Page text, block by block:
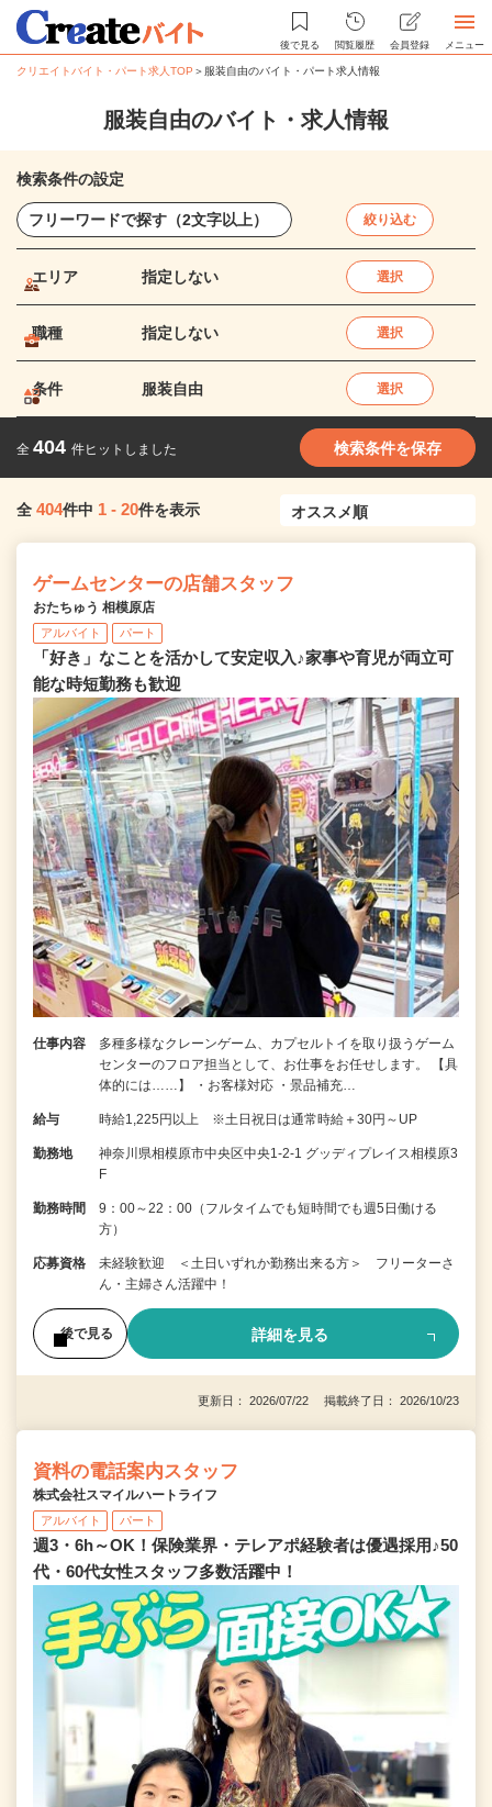
後で見る 閲覧履歴 会員登録 メニュー
クリエイトバイト・パート求人TOP ＞ 服装自由のバイト・パート求人情報
服装自由のバイト・求人情報
検索条件の設定
絞り込む
エリア 指定しない 選択
職種 指定しない 選択
条件 服装自由 選択
全 404 件ヒットしました 検索条件を保存
全 404件中 1 - 20件を表示
ゲームセンターの店舗スタッフ
おたちゅう 相模原店
アルバイト パート
「好き」なことを活かして安定収入♪家事や育児が両立可
能な時短勤務も歓迎
仕事内容
多種多様なクレーンゲーム、カプセルトイを取り扱うゲーム
センターのフロア担当として、お仕事をお任せします。 【具
体的には……】 ・お客様対応 ・景品補充…
給与 時給1,225円以上 ※土日祝日は通常時給＋30円～UP
勤務地
神奈川県相模原市中央区中央1-2-1 グッディプレイス相模原3
F
勤務時間
9：00～22：00（フルタイムでも短時間でも週5日働ける
方）
応募資格
未経験歓迎 ＜土日いずれか勤務出来る方＞ フリーターさ
ん・主婦さん活躍中！
後で見る 詳細を見る
更新日： 2026/07/22 掲載終了日： 2026/10/23
資料の電話案内スタッフ
株式会社スマイルハートライフ
アルバイト パート
週3・6h～OK！保険業界・テレアポ経験者は優遇採用♪50
代・60代女性スタッフ多数活躍中！